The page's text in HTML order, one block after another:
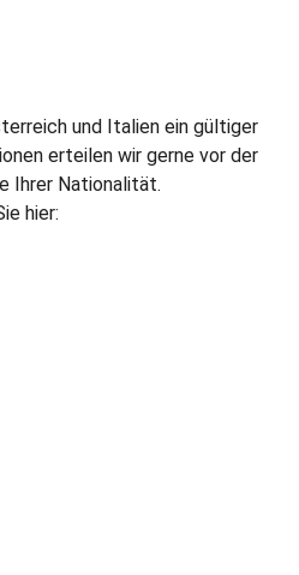
und Italien ein gültiger
erteilen wir gerne vor der
Ihrer Nationalität.
hier: